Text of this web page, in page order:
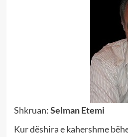
Shkruan:Selman Etemi
Kur dëshira e kahershme